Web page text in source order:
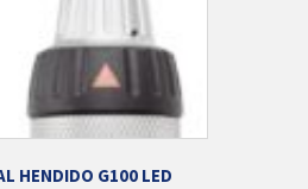
HENDIDO G100 LED